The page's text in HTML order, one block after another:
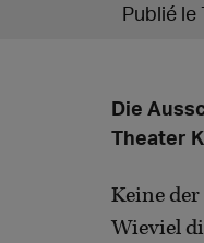
Publié
Die
Theater
Keine
Wieviel